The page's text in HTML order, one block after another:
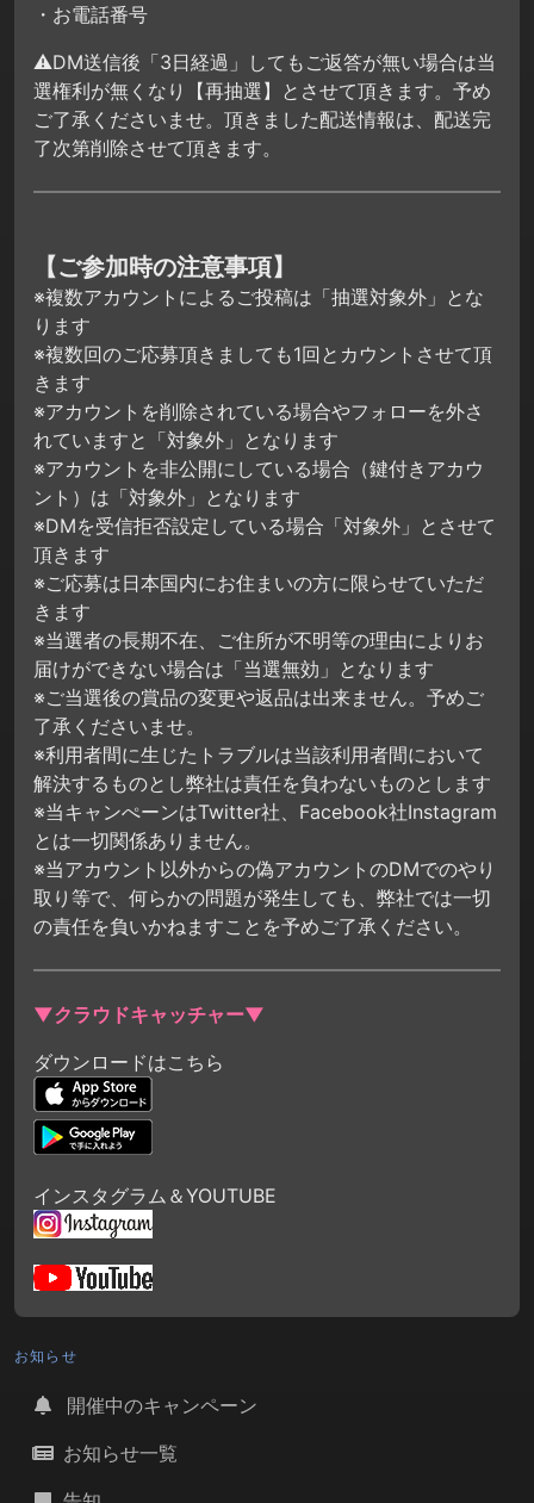
・お電話番号
⚠DM送信後「3日経過」してもご返答が無い場合は当
選権利が無くなり【再抽選】とさせて頂きます。予め
ご了承くださいませ。頂きました配送情報は、配送完
了次第削除させて頂きます。
【ご参加時の注意事項】
※複数アカウントによるご投稿は「抽選対象外」とな
ります
※複数回のご応募頂きましても1回とカウントさせて頂
きます
※アカウントを削除されている場合やフォローを外さ
れていますと「対象外」となります
※アカウントを非公開にしている場合（鍵付きアカウ
ント）は「対象外」となります
※DMを受信拒否設定している場合「対象外」とさせて
頂きます
※ご応募は日本国内にお住まいの方に限らせていただ
きます
※当選者の長期不在、ご住所が不明等の理由によりお
届けができない場合は「当選無効」となります
※ご当選後の賞品の変更や返品は出来ません。予めご
了承くださいませ。
※利用者間に生じたトラブルは当該利用者間において
解決するものとし弊社は責任を負わないものとします
※当キャンぺーンはTwitter社、Facebook社Instagram
とは一切関係ありません。
※当アカウント以外からの偽アカウントのDMでのやり
取り等で、何らかの問題が発生しても、弊社では一切
の責任を負いかねますことを予めご了承ください。
▼クラウドキャッチャー▼
ダウンロードはこちら
インスタグラム＆YOUTUBE
お知らせ
開催中のキャンペーン
お知らせ一覧